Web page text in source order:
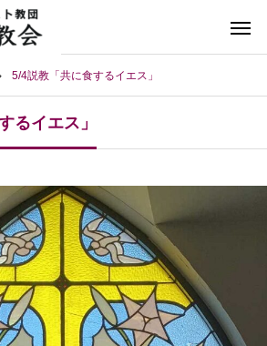
5/4説教「共に食するイエス」
るイエス」